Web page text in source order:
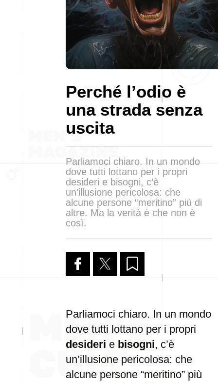
Perché l’odio è
una strada senza
uscita
Parliamoci chiaro. In un mondo
dove tutti lottano per i propri
desideri e bisogni, c’è
un’illusione pericolosa: che
alcune persone “meritino” più di
altre. Ma la verità è che non è
così.
Parliamoci chiaro. In un mondo
dove tutti lottano per i propri
desideri e bisogni, c’è
un’illusione pericolosa: che
alcune persone “meritino” più